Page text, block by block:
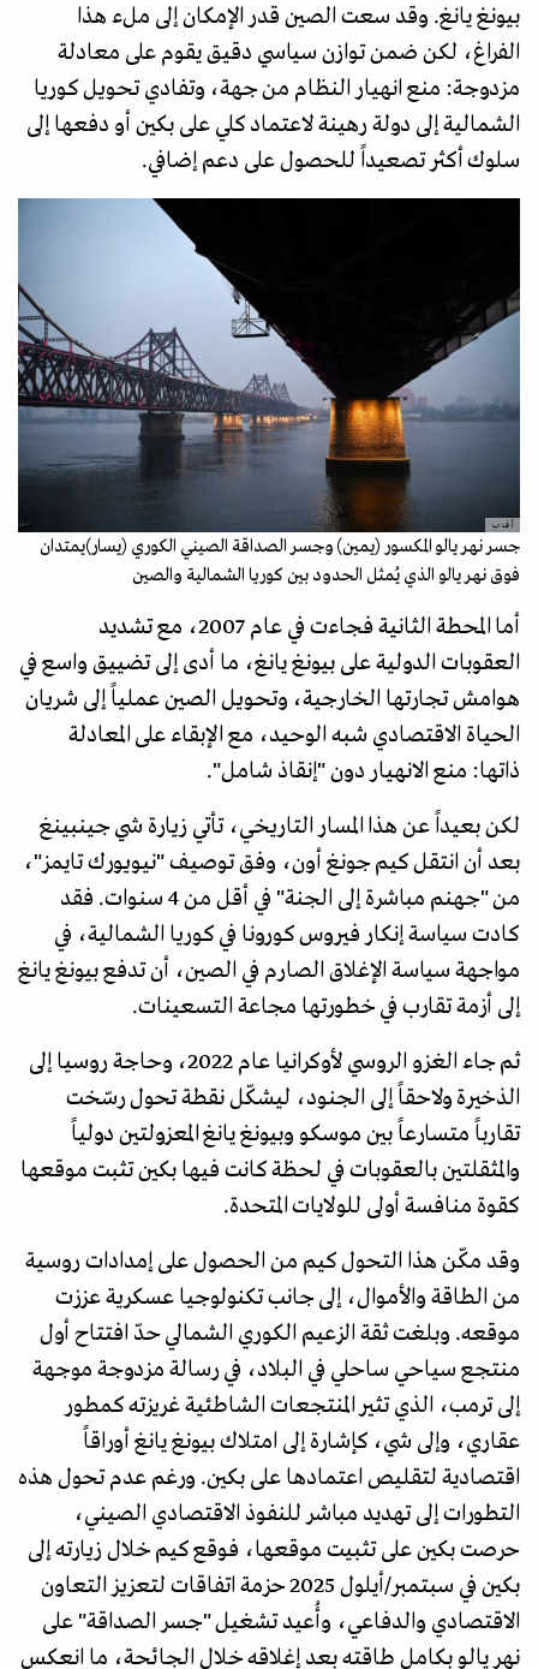
بيونغ يانغ. وقد سعت الصين قدر الإمكان إلى ملء هذا
الفراغ، لكن ضمن توازن سياسي دقيق يقوم على معادلة
مزدوجة: منع انهيار النظام من جهة، وتفادي تحويل كوريا
الشمالية إلى دولة رهينة لاعتماد كلي على بكين أو دفعها إلى
سلوك أكثر تصعيداً للحصول على دعم إضافي.
أ ف ب
جسر نهر يالو المكسور (يمين) وجسر الصداقة الصيني الكوري (يسار)يمتدان
فوق نهر يالو الذي يُمثل الحدود بين كوريا الشمالية والصين
أما المحطة الثانية فجاءت في عام 2007، مع تشديد
العقوبات الدولية على بيونغ يانغ، ما أدى إلى تضييق واسع في
هوامش تجارتها الخارجية، وتحويل الصين عملياً إلى شريان
الحياة الاقتصادي شبه الوحيد، مع الإبقاء على المعادلة
ذاتها: منع الانهيار دون "إنقاذ شامل".
لكن بعيداً عن هذا المسار التاريخي، تأتي زيارة شي جينبينغ
بعد أن انتقل كيم جونغ أون، وفق توصيف "نيويورك تايمز"،
من "جهنم مباشرة إلى الجنة" في أقل من 4 سنوات. فقد
كادت سياسة إنكار فيروس كورونا في كوريا الشمالية، في
مواجهة سياسة الإغلاق الصارم في الصين، أن تدفع بيونغ يانغ
إلى أزمة تقارب في خطورتها مجاعة التسعينات.
ثم جاء الغزو الروسي لأوكرانيا عام 2022، وحاجة روسيا إلى
الذخيرة ولاحقاً إلى الجنود، ليشكّل نقطة تحول رسّخت
تقارباً متسارعاً بين موسكو وبيونغ يانغ المعزولتين دولياً
والمثقلتين بالعقوبات في لحظة كانت فيها بكين تثبت موقعها
كقوة منافسة أولى للولايات المتحدة.
وقد مكّن هذا التحول كيم من الحصول على إمدادات روسية
من الطاقة والأموال، إلى جانب تكنولوجيا عسكرية عززت
موقعه. وبلغت ثقة الزعيم الكوري الشمالي حدّ افتتاح أول
منتجع سياحي ساحلي في البلاد، في رسالة مزدوجة موجهة
إلى ترمب، الذي تثير المنتجعات الشاطئية غريزته كمطور
عقاري، وإلى شي، كإشارة إلى امتلاك بيونغ يانغ أوراقاً
اقتصادية لتقليص اعتمادها على بكين. ورغم عدم تحول هذه
التطورات إلى تهديد مباشر للنفوذ الاقتصادي الصيني،
حرصت بكين على تثبيت موقعها، فوقع كيم خلال زيارته إلى
بكين في سبتمبر/أيلول 2025 حزمة اتفاقات لتعزيز التعاون
الاقتصادي والدفاعي، وأُعيد تشغيل "جسر الصداقة" على
نهر يالو بكامل طاقته بعد إغلاقه خلال الجائحة، ما انعكس